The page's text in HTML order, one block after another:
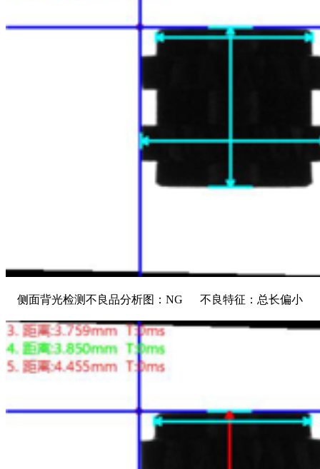
侧面背光检测不良品分析图：NG 不良特征：总长偏小